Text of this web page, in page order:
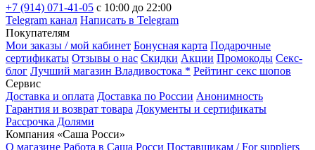
+7 (914) 071-41-05 c 10:00 до 22:00
Telegram канал Написать в Telegram
Покупателям
Мои заказы / мой кабинет Бонусная карта Подарочные
сертификаты Отзывы о нас Скидки Акции Промокоды Секс-
блог Лучший магазин Владивостока * Рейтинг секс шопов
Сервис
Доставка и оплата Доставка по России Анонимность
Гарантия и возврат товара Документы и сертификаты
Рассрочка Долями
Компания «Саша Росси»
О магазине Работа в Саша Росси Поставщикам / For suppliers